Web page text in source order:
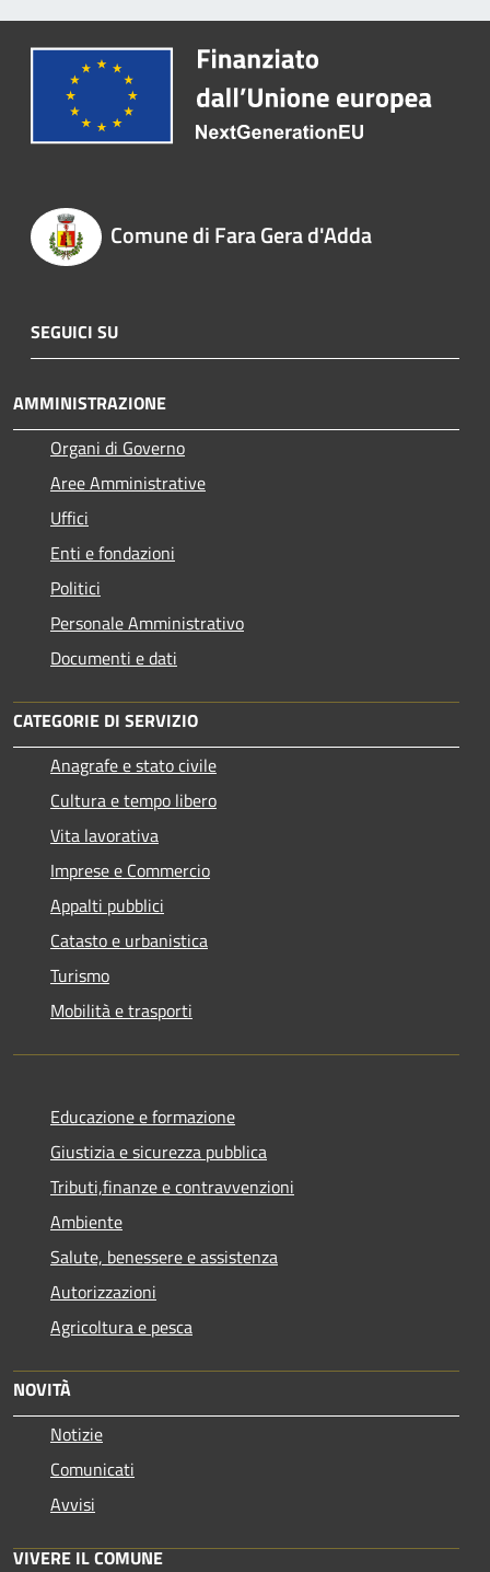
Comune di Fara Gera d'Adda
SEGUICI SU
AMMINISTRAZIONE
Organi di Governo
Aree Amministrative
Uffici
Enti e fondazioni
Politici
Personale Amministrativo
Documenti e dati
CATEGORIE DI SERVIZIO
Anagrafe e stato civile
Cultura e tempo libero
Vita lavorativa
Imprese e Commercio
Appalti pubblici
Catasto e urbanistica
Turismo
Mobilità e trasporti
Educazione e formazione
Giustizia e sicurezza pubblica
Tributi,finanze e contravvenzioni
Ambiente
Salute, benessere e assistenza
Autorizzazioni
Agricoltura e pesca
NOVITÀ
Notizie
Comunicati
Avvisi
VIVERE IL COMUNE